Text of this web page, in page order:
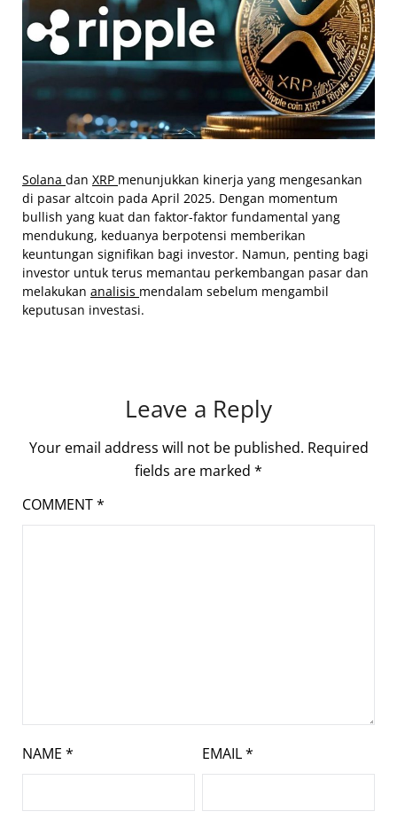
Solana dan XRP menunjukkan kinerja yang mengesankan
di pasar altcoin pada April 2025. Dengan momentum
bullish yang kuat dan faktor-faktor fundamental yang
mendukung, keduanya berpotensi memberikan
keuntungan signifikan bagi investor. Namun, penting bagi
investor untuk terus memantau perkembangan pasar dan
melakukan analisis mendalam sebelum mengambil
keputusan investasi.​
Leave a Reply
Your email address will not be published. Required
fields are marked *
COMMENT*
NAME * EMAIL*